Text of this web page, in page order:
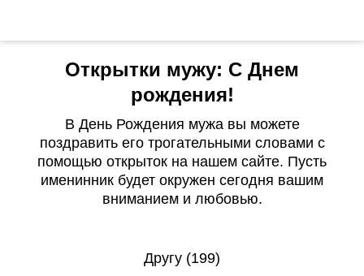
Открытки мужу: С Днем
рождения!
В День Рождения мужа вы можете
поздравить его трогательными словами с
помощью открыток на нашем сайте. Пусть
именинник будет окружен сегодня вашим
вниманием и любовью.
Другу (199)